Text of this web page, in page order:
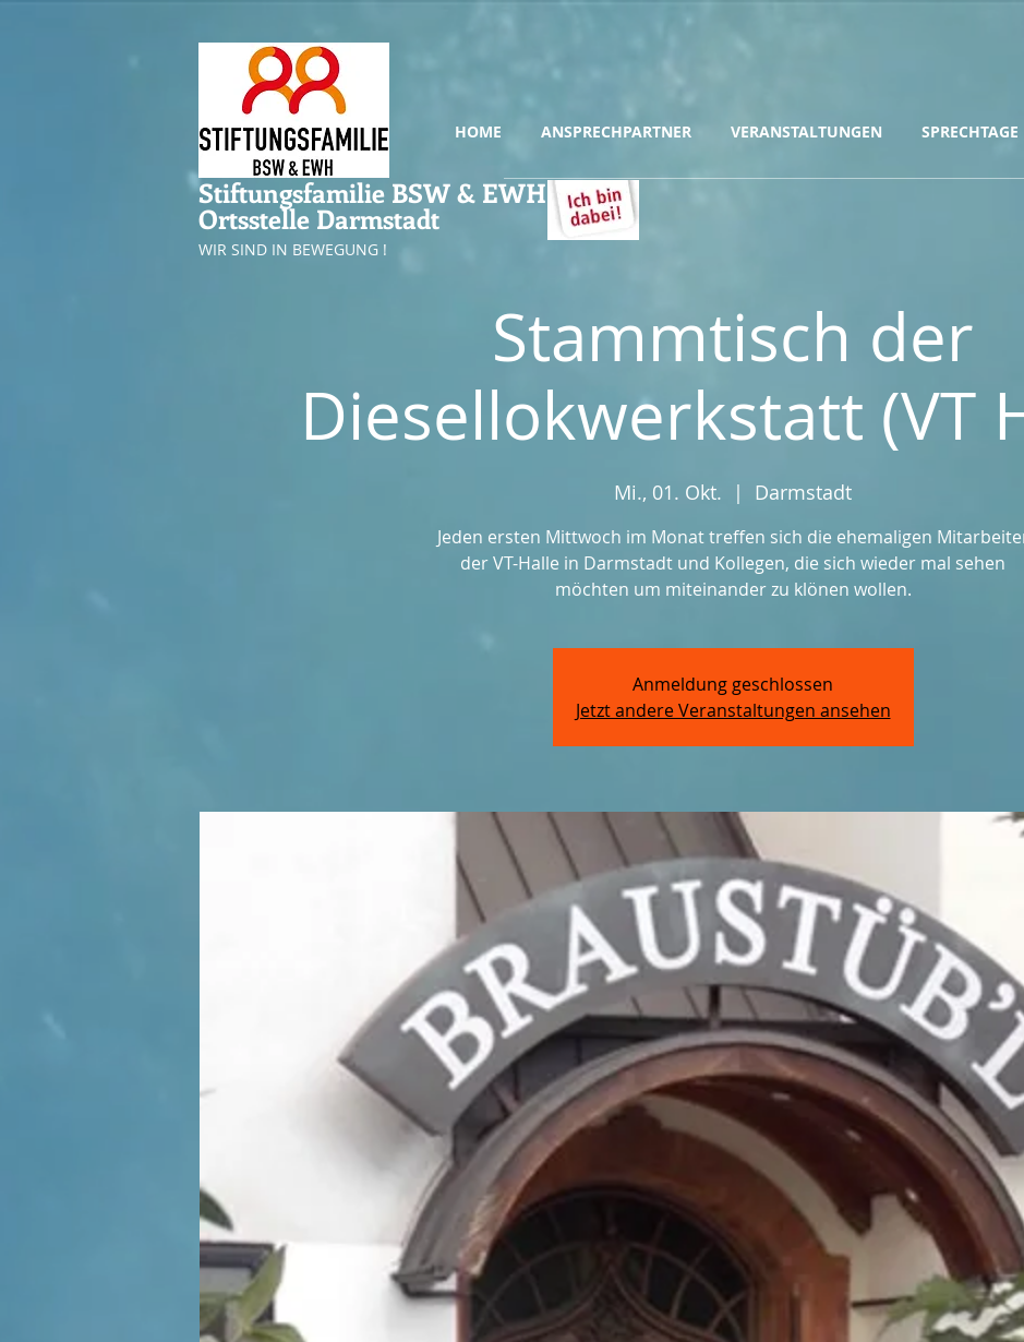
HOME ANSPRECHPARTNER VERANSTALTUNGEN SPRECHTAGE
Stiftungsfamilie BSW & EWH
Ortsstelle Darmstadt
WIR SIND IN BEWEGUNG !
Stammtisch der
Diesellokwerkstatt (VT
Mi., 01. Okt.
  |
Darmstadt
Jeden ersten Mittwoch im Monat treffen sich die ehemaligen
der VT-Halle in Darmstadt und Kollegen, die sich wieder mal sehen
möchten um miteinander zu klönen wollen.
Anmeldung geschlossen
Jetzt andere Veranstaltungen ansehen